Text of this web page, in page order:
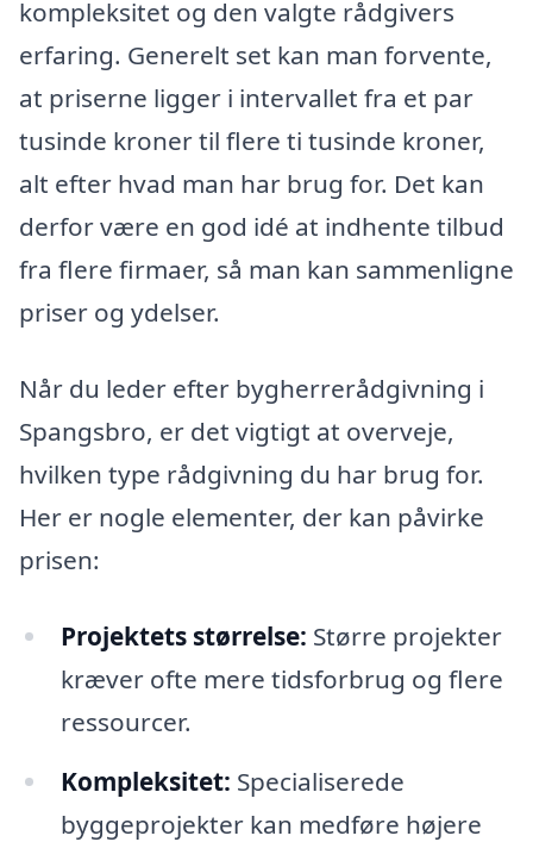
kompleksitet og den valgte rådgivers
erfaring. Generelt set kan man forvente,
at priserne ligger i intervallet fra et par
tusinde kroner til flere ti tusinde kroner,
alt efter hvad man har brug for. Det kan
derfor være en god idé at indhente tilbud
fra flere firmaer, så man kan sammenligne
priser og ydelser.
Når du leder efter bygherrerådgivning i
Spangsbro, er det vigtigt at overveje,
hvilken type rådgivning du har brug for.
Her er nogle elementer, der kan påvirke
prisen:
Projektets størrelse: Større projekter
kræver ofte mere tidsforbrug og flere
ressourcer.
Kompleksitet: Specialiserede
byggeprojekter kan medføre højere